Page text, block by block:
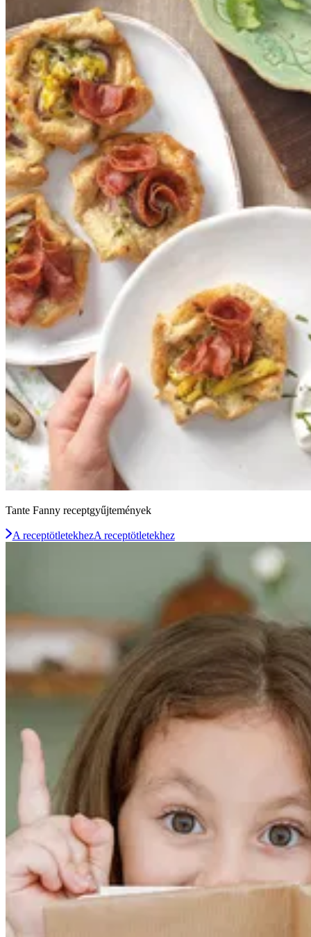
Tante Fanny receptgyűjtemények
A receptötletekhezA receptötletekhez